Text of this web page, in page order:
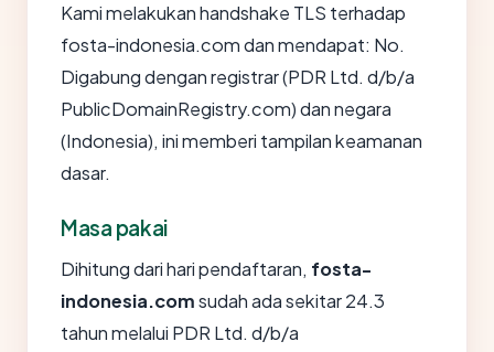
Kami melakukan handshake TLS terhadap
fosta-indonesia.com dan mendapat: No.
Digabung dengan registrar (PDR Ltd. d/b/a
PublicDomainRegistry.com) dan negara
(Indonesia), ini memberi tampilan keamanan
dasar.
Masa pakai
Dihitung dari hari pendaftaran, fosta-
indonesia.comsudah ada sekitar 24.3
tahun melalui PDR Ltd. d/b/a